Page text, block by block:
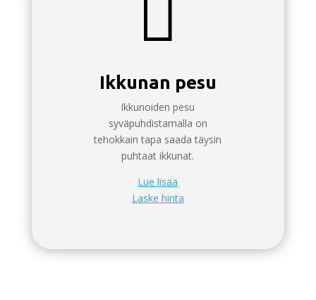

Ikkunan pesu
Ikkunoiden pesu
syväpuhdistamalla on
tehokkain tapa saada täysin
puhtaat ikkunat.
Lue lisää
Laske hinta